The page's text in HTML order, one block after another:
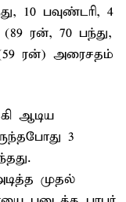
10 பவுண்டரி, 4
ரன், 70 பந்து,
(59 ரன்) அரைசதம்
ஆடிய
3
முதல்